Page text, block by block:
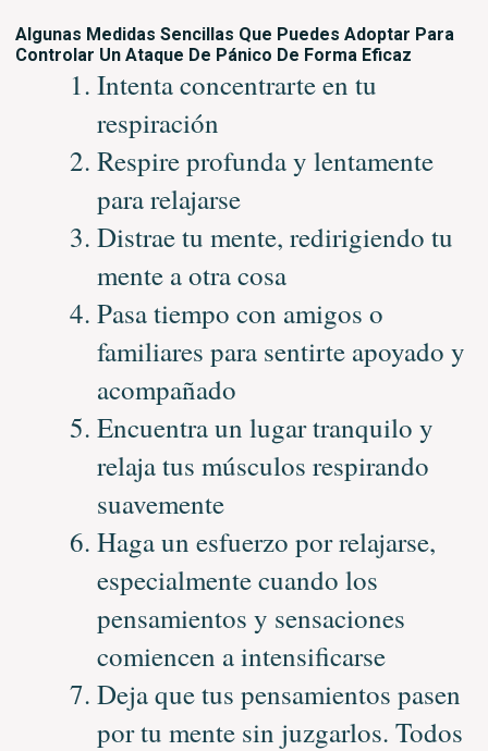
Algunas Medidas Sencillas Que Puedes Adoptar Para
Controlar Un Ataque De Pánico De Forma Eficaz
Intenta concentrarte en tu
respiración
Respire profunda y lentamente
para relajarse
Distrae tu mente, redirigiendo tu
mente a otra cosa
Pasa tiempo con amigos o
familiares para sentirte apoyado y
acompañado
Encuentra un lugar tranquilo y
relaja tus músculos respirando
suavemente
Haga un esfuerzo por relajarse,
especialmente cuando los
pensamientos y sensaciones
comiencen a intensificarse
Deja que tus pensamientos pasen
por tu mente sin juzgarlos. Todos